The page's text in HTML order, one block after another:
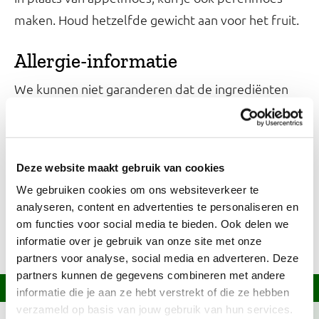
Deze website maakt gebruik van cookies
We gebruiken cookies om ons websiteverkeer te
analyseren, content en advertenties te personaliseren en
om functies voor social media te bieden. Ook delen we
informatie over je gebruik van onze site met onze
partners voor analyse, social media en adverteren. Deze
partners kunnen de gegevens combineren met andere
informatie die je aan ze hebt verstrekt of die ze hebben
verzameld op basis van jouw gebruik van hun services.
maken. Houd hetzelfde gewicht aan voor het fruit.
Allergie-informatie
We kunnen niet garanderen dat de ingrediënten
die je gebruikt vrij zijn van allergenen. Kijk daarom
Ingrediënten over?
Bewaar appelmoes in een afgesloten bak tot 2
dagen in de koelkast of vries in porties in.
Informatie over dit recept